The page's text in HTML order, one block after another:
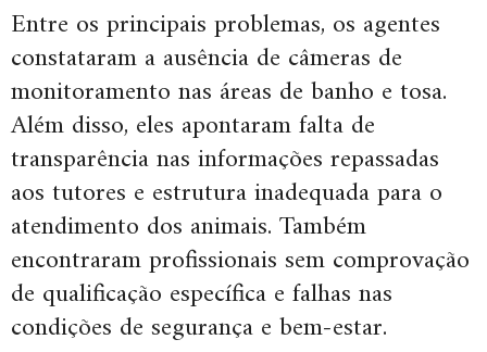
Entre os principais problemas, os agentes
constataram a ausência de câmeras de
monitoramento nas áreas de banho e tosa.
Além disso, eles apontaram falta de
transparência nas informações repassadas
aos tutores e estrutura inadequada para o
atendimento dos animais. Também
encontraram profissionais sem comprovação
de qualificação específica e falhas nas
condições de segurança e bem-estar.